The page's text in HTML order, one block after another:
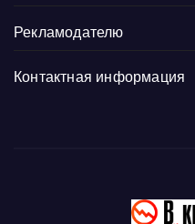
Рекламодателю
Контактная информация